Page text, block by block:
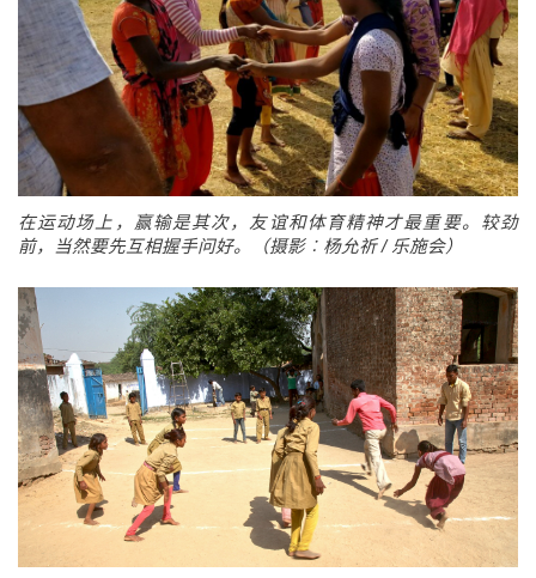
在运动场上，赢输是其次，友谊和体育精神才最重要。较劲
前，当然要先互相握手问好。（摄影︰杨允祈 / 乐施会）